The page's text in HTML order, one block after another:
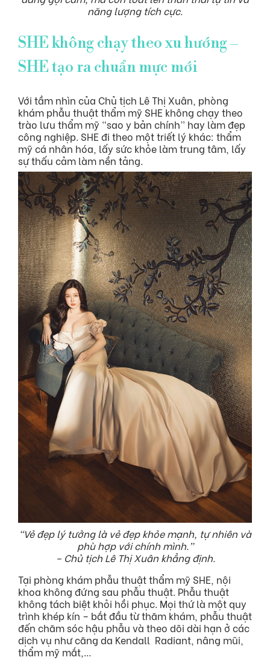
năng lượng tích cực.
SHE không chạy theo xu hướng –
SHE tạo ra chuẩn mực mới
Với tầm nhìn của Chủ tịch Lê Thị Xuân, phòng
khám phẫu thuật thẩm mỹ SHE không chạy theo
trào lưu thẩm mỹ “sao y bản chính” hay làm đẹp
công nghiệp. SHE đi theo một triết lý khác: thẩm
mỹ cá nhân hóa, lấy sức khỏe làm trung tâm, lấy
sự thấu cảm làm nền tảng.
“Vẻ đẹp lý tưởng là vẻ đẹp khỏe mạnh, tự nhiên và
phù hợp với chính mình.”
– Chủ tịch Lê Thị Xuân khẳng định.
Tại phòng khám phẫu thuật thẩm mỹ SHE, nội
khoa không đứng sau phẫu thuật. Phẫu thuật
không tách biệt khỏi hồi phục. Mọi thứ là một quy
trình khép kín – bắt đầu từ thăm khám, phẫu thuật
đến chăm sóc hậu phẫu và theo dõi dài hạn ở các
dịch vụ như căng da Kendall Radiant, nâng mũi,
thẩm mỹ mắt,…